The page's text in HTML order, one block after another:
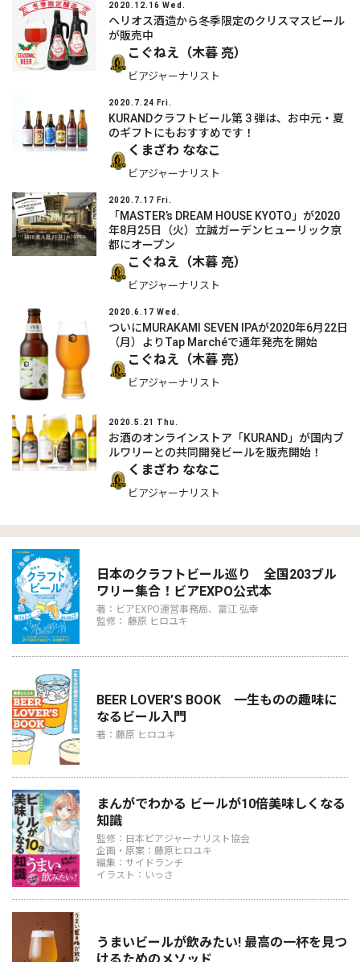
2020.12.16 Wed.
ヘリオス酒造から冬季限定のクリスマスビール
が販売中
こぐねえ（木暮 亮）
ビアジャーナリスト
2020.7.24 Fri.
KURANDクラフトビール第 3 弾は、お中元・夏
のギフトにもおすすめです！
くまざわ ななこ
ビアジャーナリスト
2020.7.17 Fri.
「MASTER’s DREAM HOUSE KYOTO」が2020
年8月25日（火）立誠ガーデンヒューリック京
都にオープン
こぐねえ（木暮 亮）
ビアジャーナリスト
2020.6.17 Wed.
ついにMURAKAMI SEVEN IPAが2020年6月22日
（月）よりTap Marchéで通年発売を開始
こぐねえ（木暮 亮）
ビアジャーナリスト
2020.5.21 Thu.
お酒のオンラインストア「KURAND」が国内ブ
ルワリーとの共同開発ビールを販売開始！
くまざわ ななこ
ビアジャーナリスト
日本のクラフトビール巡り 全国203ブル
ワリー集合！ビアEXPO公式本
著：ビアEXPO運営事務局、富江 弘幸
監修： 藤原 ヒロユキ
BEER LOVER’S BOOK 一生ものの趣味に
なるビール入門
著：藤原 ヒロユキ
まんがでわかる ビールが10倍美味しくなる
知識
監修：日本ビアジャーナリスト協会
企画・原案：藤原ヒロユキ
編集：サイドランチ
イラスト：いっさ
うまいビールが飲みたい! 最高の一杯を見つ